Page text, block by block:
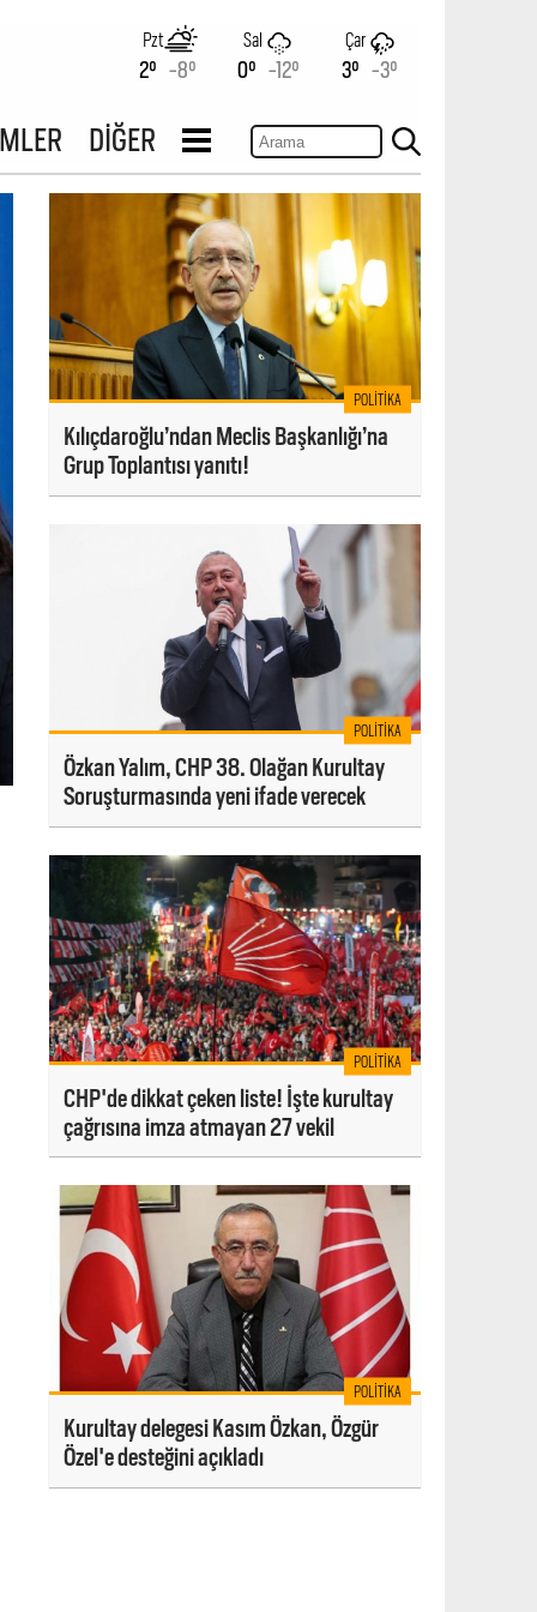
Pzt
2° -8°
Sal
0° -12°
Çar
3° -3°
DİĞER
POLITIKA
Kılıçdaroğlu’ndan Meclis Başkanlığı’na
Grup Toplantısı yanıtı!
POLITIKA
Özkan Yalım, CHP 38. Olağan Kurultay
Soruşturmasında yeni ifade verecek
POLITIKA
CHP'de dikkat çeken liste! İşte kurultay
çağrısına imza atmayan 27 vekil
POLITIKA
Kurultay delegesi Kasım Özkan, Özgür
Özel'e desteğini açıkladı